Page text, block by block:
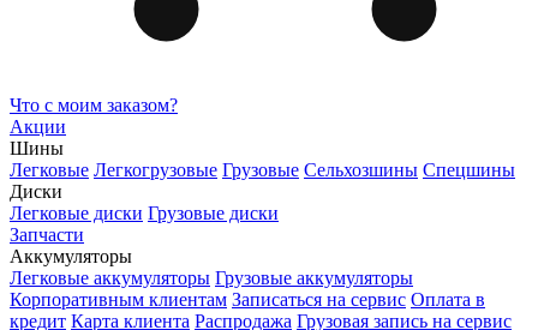
Что с моим заказом?
Акции
Шины
Легковые Легкогрузовые Грузовые Сельхозшины Спецшины
Диски
Легковые диски Грузовые диски
Запчасти
Аккумуляторы
Легковые аккумуляторы Грузовые аккумуляторы
Корпоративным клиентам Записаться на сервис Оплата в
кредит Карта клиента Распродажа Грузовая запись на сервис